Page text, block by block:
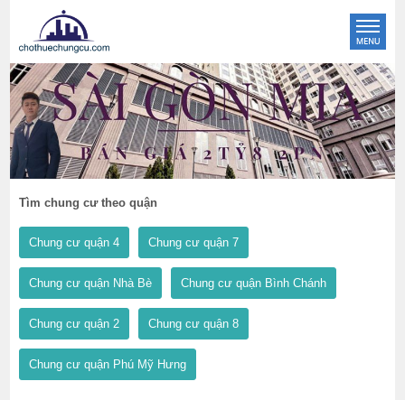
Tìm chung cư theo quận
Chung cư quận 4 Chung cư quận 7
Chung cư quận Nhà Bè Chung cư quận Bình Chánh
Chung cư quận 2 Chung cư quận 8
Chung cư quận Phú Mỹ Hưng